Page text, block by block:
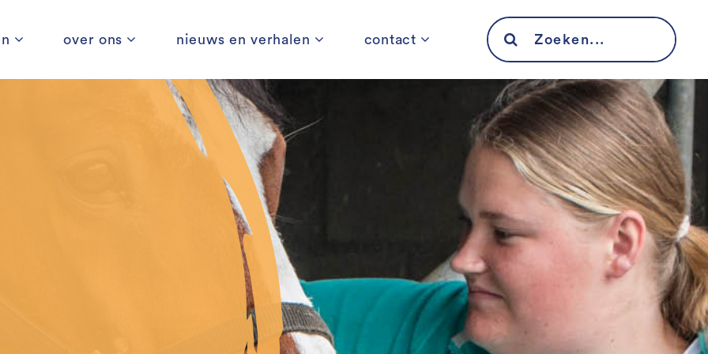
over ons nieuws en verhalen contact
Search
for: